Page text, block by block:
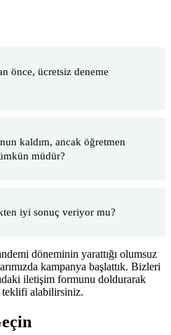
önce, ücretsiz deneme
kaldım, ancak öğretmen
müdür?
iyi sonuç veriyor mu?
döneminin yarattığı olumsuz
kampanya başlattık. Bizleri
iletişim formunu doldurarak
alabilirsiniz.